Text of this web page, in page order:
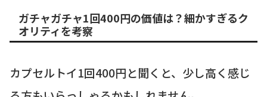
ガチャガチャ1回400円の価値は？細かすぎるク
オリティを考察
カプセルトイ1回400円と聞くと、少し高く感じ